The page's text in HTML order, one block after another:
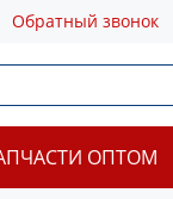
Обратный звонок
ОПТОМ